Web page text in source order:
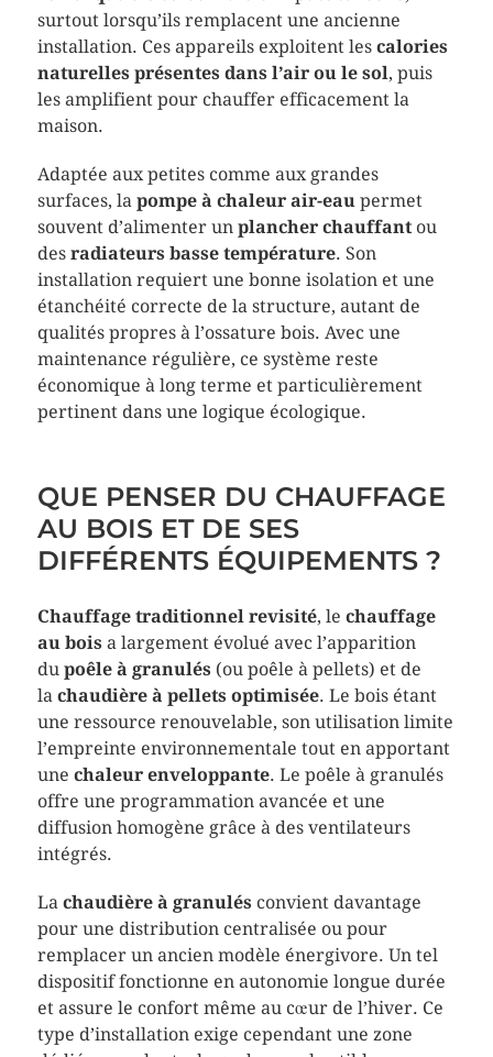
surtout lorsqu’ils remplacent une ancienne
installation. Ces appareils exploitent les calories
naturelles présentes dans l’air ou le sol, puis
les amplifient pour chauffer efficacement la
maison.
Adaptée aux petites comme aux grandes
surfaces, la pompe à chaleur air-eaupermet
souvent d’alimenter un plancher chauffantou
des radiateurs basse température. Son
installation requiert une bonne isolation et une
étanchéité correcte de la structure, autant de
qualités propres à l’ossature bois. Avec une
maintenance régulière, ce système reste
économique à long terme et particulièrement
pertinent dans une logique écologique.
QUE PENSER DU CHAUFFAGE
AU BOIS ET DE SES
DIFFÉRENTS ÉQUIPEMENTS ?
Chauffage traditionnel revisité, le chauffage
au boisa largement évolué avec l’apparition
du poêle à granulés(ou poêle à pellets) et de
la chaudière à pellets optimisée. Le bois étant
une ressource renouvelable, son utilisation limite
l’empreinte environnementale tout en apportant
une chaleur enveloppante. Le poêle à granulés
offre une programmation avancée et une
diffusion homogène grâce à des ventilateurs
intégrés.
La chaudière à granulésconvient davantage
pour une distribution centralisée ou pour
remplacer un ancien modèle énergivore. Un tel
dispositif fonctionne en autonomie longue durée
et assure le confort même au cœur de l’hiver. Ce
type d’installation exige cependant une zone